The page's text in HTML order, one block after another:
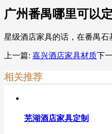
广州番禺哪里可以
星级酒店家具的话，在番禺石
上一篇: 嘉兴酒店家具材质下
相关推荐
芜湖酒店家具定制